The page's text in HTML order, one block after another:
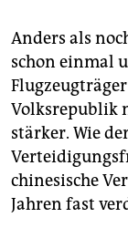
Anders als
schon einmal
Volksrepublik
stärker. Wie
chinesische
Jahren fast